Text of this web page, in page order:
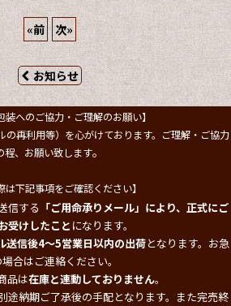
«前 次»
お知らせ
へのご協力・ご理解のお願い】
の再利用等）を心がけております。ご理解・ご協力
程、お願い致します。
は下記事項をご確認ください】
信する 「ご用命承りメール」により、正式にご
受けしたこと になります。
送信後4～5営業日以内の出荷となります。お急
合はご連絡ください。
品は在庫と連動しておりません。
途納期ご了承後の手配となります。また完売終